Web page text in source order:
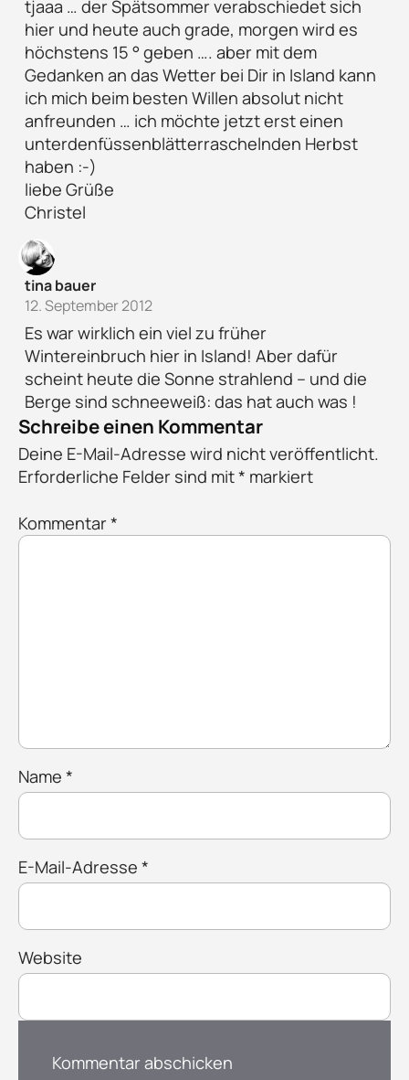
tjaaa … der Spätsommer verabschiedet sich
hier und heute auch grade, morgen wird es
höchstens 15 ° geben …. aber mit dem
Gedanken an das Wetter bei Dir in Island kann
ich mich beim besten Willen absolut nicht
anfreunden … ich möchte jetzt erst einen
unterdenfüssenblätterraschelnden Herbst
haben :-)
liebe Grüße
Christel
tina bauer
12. September 2012
Es war wirklich ein viel zu früher
Wintereinbruch hier in Island! Aber dafür
scheint heute die Sonne strahlend – und die
Berge sind schneeweiß: das hat auch was !
Schreibe einen Kommentar
Deine E-Mail-Adresse wird nicht veröffentlicht.
Erforderliche Felder sind mit* markiert
Kommentar *
Name *
E-Mail-Adresse *
Website